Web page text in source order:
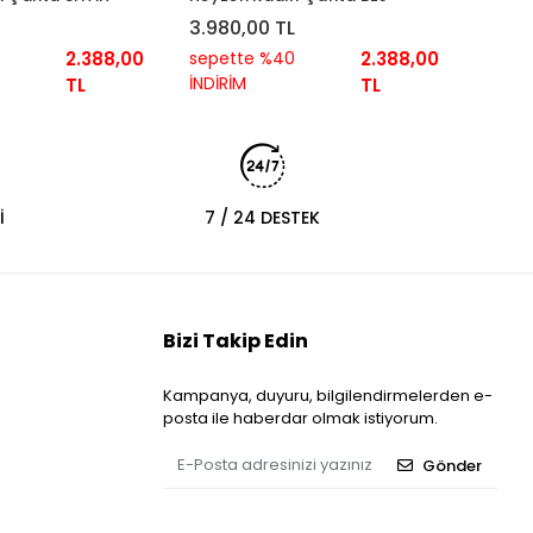
2.388,00
TL
3.980,00 TL
sepette %40
İNDİRİM
2.388,00
TL
7 / 24 DESTEK
Bizi Takip Edin
Kampanya, duyuru, bilgilendirmelerden e-
posta ile haberdar olmak istiyorum.
Gönder